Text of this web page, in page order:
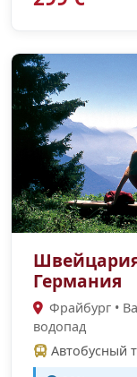
Германия
Фрайбург •
водопад
Автобусный